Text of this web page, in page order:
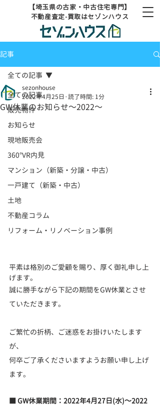
【埼玉県の古家・中古住宅専門】
不動産査定-買取はセゾンハウス
記事
全ての記事
販売物件
お知らせ
現地販売会
360°VR内見
マンション（新築・分譲・中古）
一戸建て（新築・中古）
土地
不動産コラム
リフォーム・リノベーション事例
全ての記事
GW休業のお知らせ～2022～
sezonhouse
2022年4月25日 読了時間: 1分
平素は格別のご愛顧を賜り、厚く御礼申し上
げます。
誠に勝手ながら下記の期間をGW休業とさせ
ていただきます。
ご繁忙の折柄、ご迷惑をお掛けいたします
が、
何卒ご了承くださいますようお願い申し上げ
ます。
■ GW休業期間：2022年4月27日(水)～2022